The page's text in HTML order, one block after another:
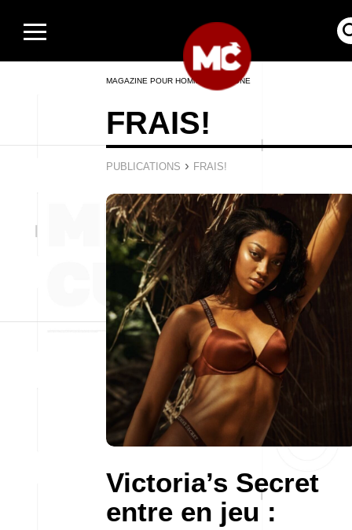
MAGAZINE POUR HOMMES EN LIGNE
FRAIS!
PUBLICATIONS › FRAIS!
Victoria’s Secret
entre en jeu :